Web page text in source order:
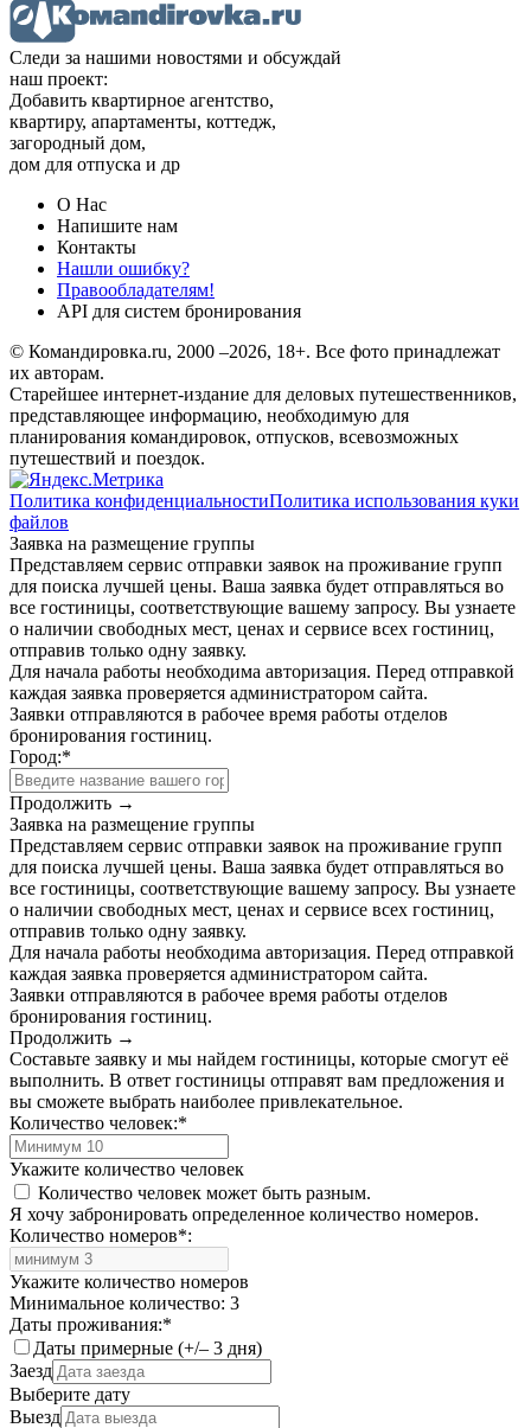
Следи за нашими новостями и обсуждай
наш проект:
Добавить квартирное агентство,
квартиру, апартаменты, коттедж,
загородный дом,
дом для отпуска и др
О Нас
Напишите нам
Контакты
Нашли ошибку?
Правообладателям!
API для систем бронирования
© Командировка.ru, 2000 –2026, 18+. Все фото принадлежат
их авторам.
Старейшее интернет-издание для деловых путешественников,
представляющее информацию, необходимую для
планирования командировок, отпусков, всевозможных
путешествий и поездок.
Политика конфиденциальностиПолитика использования куки
файлов
Заявка на размещение группы
Представляем сервис отправки заявок на проживание групп
для поиска лучшей цены. Ваша заявка будет отправляться во
все гостиницы, соответствующие вашему запросу. Вы узнаете
о наличии свободных мест, ценах и сервисе всех гостиниц,
отправив только одну заявку.
Для начала работы необходима авторизация. Перед отправкой
каждая заявка проверяется администратором сайта.
Заявки отправляются в рабочее время работы отделов
бронирования гостиниц.
Город:*
Продолжить →
Заявка на размещение группы
Представляем сервис отправки заявок на проживание групп
для поиска лучшей цены. Ваша заявка будет отправляться во
все гостиницы, соответствующие вашему запросу. Вы узнаете
о наличии свободных мест, ценах и сервисе всех гостиниц,
отправив только одну заявку.
Для начала работы необходима авторизация. Перед отправкой
каждая заявка проверяется администратором сайта.
Заявки отправляются в рабочее время работы отделов
бронирования гостиниц.
Продолжить →
Составьте заявку и мы найдем гостиницы, которые смогут её
выполнить. В ответ гостиницы отправят вам предложения и
вы сможете выбрать наиболее привлекательное.
Количество человек:*
Укажите количество человек
Количество человек может быть разным.
Я хочу забронировать определенное количество номеров.
Количество номеров*:
Укажите количество номеров
Минимальное количество: 3
Даты проживания:*
Даты примерные (+/– 3 дня)
Заезд
Выберите дату
Выезд